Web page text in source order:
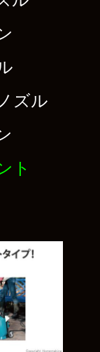
ズル
ト